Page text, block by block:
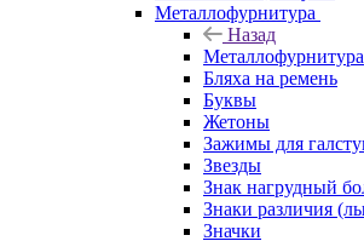
Металлофурнитура
Назад
Металлофурнитура
Бляха на ремень
Буквы
Жетоны
Зажимы для
Звезды
Знак нагрудный
Знаки различия
Значки